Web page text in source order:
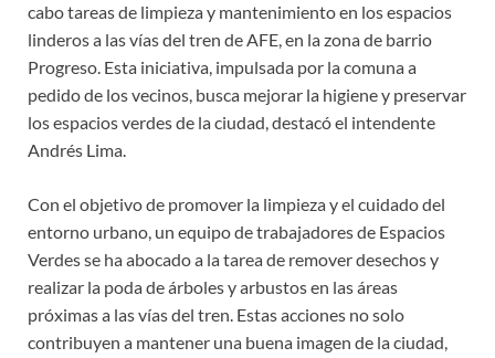
cabo tareas de limpieza y mantenimiento en los espacios
linderos a las vías del tren de AFE, en la zona de barrio
Progreso. Esta iniciativa, impulsada por la comuna a
pedido de los vecinos, busca mejorar la higiene y preservar
los espacios verdes de la ciudad, destacó el intendente
Andrés Lima.
Con el objetivo de promover la limpieza y el cuidado del
entorno urbano, un equipo de trabajadores de Espacios
Verdes se ha abocado a la tarea de remover desechos y
realizar la poda de árboles y arbustos en las áreas
próximas a las vías del tren. Estas acciones no solo
contribuyen a mantener una buena imagen de la ciudad,